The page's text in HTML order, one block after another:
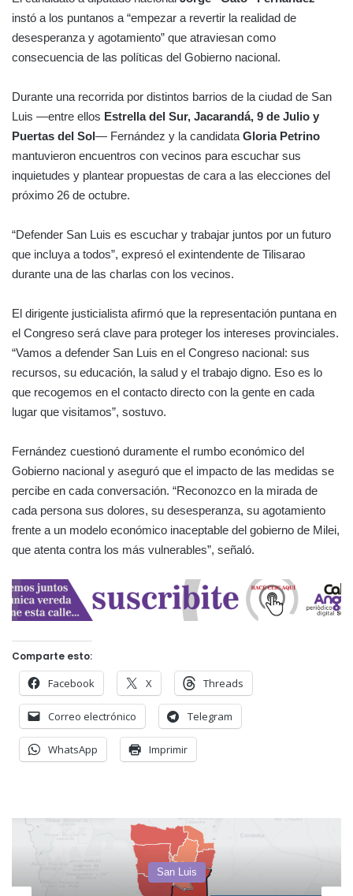
instó a los puntanos a “empezar a revertir la realidad de
desesperanza y agotamiento” que atraviesan como
consecuencia de las políticas del Gobierno nacional.
Durante una recorrida por distintos barrios de la ciudad de San
Luis —entre ellos Estrella del Sur, Jacarandá, 9 de Julio y
Puertas del Sol— Fernández y la candidata Gloria Petrino
mantuvieron encuentros con vecinos para escuchar sus
inquietudes y plantear propuestas de cara a las elecciones del
próximo 26 de octubre.
“Defender San Luis es escuchar y trabajar juntos por un futuro
que incluya a todos”, expresó el exintendente de Tilisarao
durante una de las charlas con los vecinos.
El dirigente justicialista afirmó que la representación puntana en
el Congreso será clave para proteger los intereses provinciales.
“Vamos a defender San Luis en el Congreso nacional: sus
recursos, su educación, la salud y el trabajo digno. Eso es lo
que recogemos en el contacto directo con la gente en cada
lugar que visitamos”, sostuvo.
Fernández cuestionó duramente el rumbo económico del
Gobierno nacional y aseguró que el impacto de las medidas se
percibe en cada conversación. “Reconozco en la mirada de
cada persona sus dolores, su desesperanza, su agotamiento
frente a un modelo económico inaceptable del gobierno de Milei,
que atenta contra los más vulnerables”, señaló.
Comparte esto:
Facebook X Threads
Correo electrónico Telegram
WhatsApp Imprimir
San Luis